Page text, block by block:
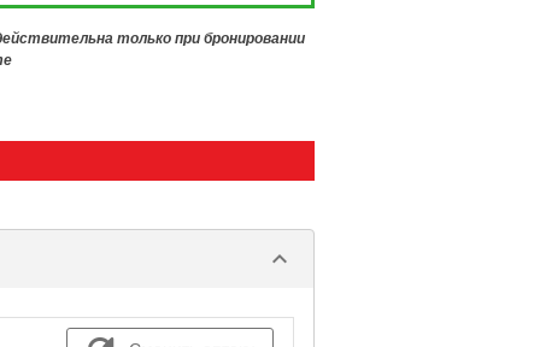
только при бронировании
keyboard_arrow_down